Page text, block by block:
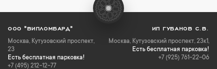
ООО "ВИПЛОМБАРД"
Москва, Кутузовский проспект,
23
Есть бесплатная парковка!
+7 (495) 212-12-77
ИП ГУБАНОВ С.В.
Москва, Кутузовский проспект, 23к1,
Есть бесплатная парковка!
+7 (925) 761-22-06